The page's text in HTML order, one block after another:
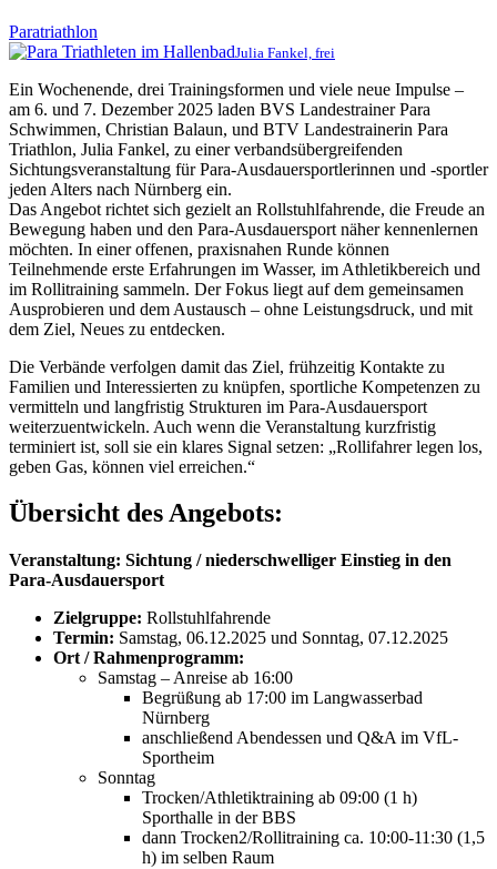
Paratriathlon
Julia Fankel, frei
Ein Wochenende, drei Trainingsformen und viele neue Impulse –
am 6. und 7. Dezember 2025 laden BVS Landestrainer Para
Schwimmen, Christian Balaun, und BTV Landestrainerin Para
Triathlon, Julia Fankel, zu einer verbandsübergreifenden
Sichtungsveranstaltung für Para-Ausdauersportlerinnen und -sportler
jeden Alters nach Nürnberg ein.
Das Angebot richtet sich gezielt an Rollstuhlfahrende, die Freude an
Bewegung haben und den Para-Ausdauersport näher kennenlernen
möchten. In einer offenen, praxisnahen Runde können
Teilnehmende erste Erfahrungen im Wasser, im Athletikbereich und
im Rollitraining sammeln. Der Fokus liegt auf dem gemeinsamen
Ausprobieren und dem Austausch – ohne Leistungsdruck, und mit
dem Ziel, Neues zu entdecken.
Die Verbände verfolgen damit das Ziel, frühzeitig Kontakte zu
Familien und Interessierten zu knüpfen, sportliche Kompetenzen zu
vermitteln und langfristig Strukturen im Para-Ausdauersport
weiterzuentwickeln. Auch wenn die Veranstaltung kurzfristig
terminiert ist, soll sie ein klares Signal setzen: „Rollifahrer legen los,
geben Gas, können viel erreichen.“
Übersicht des Angebots:
Veranstaltung: Sichtung / niederschwelliger Einstieg in den
Para-Ausdauersport
Zielgruppe: Rollstuhlfahrende
Termin: Samstag, 06.12.2025 und Sonntag, 07.12.2025
Ort / Rahmenprogramm:
Samstag – Anreise ab 16:00
Begrüßung ab 17:00 im Langwasserbad
Nürnberg
anschließend Abendessen und Q&A im VfL-
Sportheim
Sonntag
Trocken/Athletiktraining ab 09:00 (1 h)
Sporthalle in der BBS
dann Trocken2/Rollitraining ca. 10:00-11:30 (1,5
h) im selben Raum